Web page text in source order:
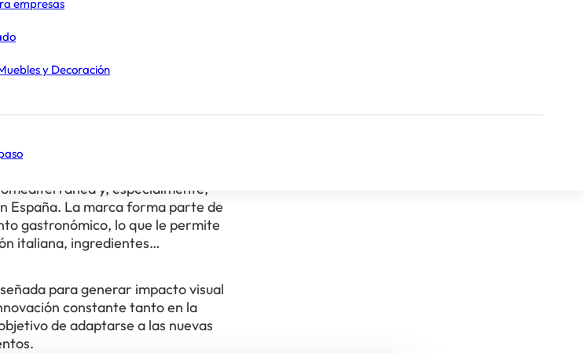
empresas
y Decoración
y, especialmente,
España. La marca forma parte de
gastronómico, lo que le permite
italiana, ingredientes
para generar impacto visual
constante tanto en la
de adaptarse a las nuevas